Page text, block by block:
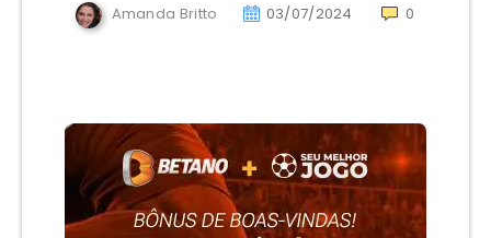
Amanda Britto 03/07/2024 0